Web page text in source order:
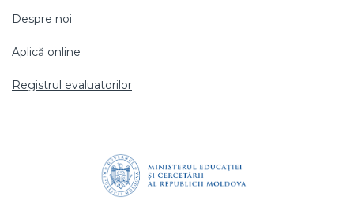
Despre noi
Aplică online
Registrul evaluatorilor